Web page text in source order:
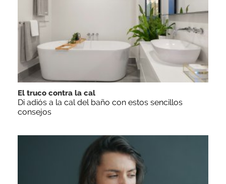
El truco contra la cal
Di adiós a la cal del baño con estos sencillos
consejos